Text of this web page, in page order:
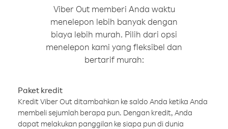
Viber Out memberi Anda waktu
menelepon lebih banyak dengan
biaya lebih murah. Pilih dari opsi
menelepon kami yang fleksibel dan
bertarif murah:
Paket kredit
Kredit Viber Out ditambahkan ke saldo Anda ketika Anda
membeli sejumlah berapa pun. Dengan kredit, Anda
dapat melakukan panggilan ke siapa pun di dunia